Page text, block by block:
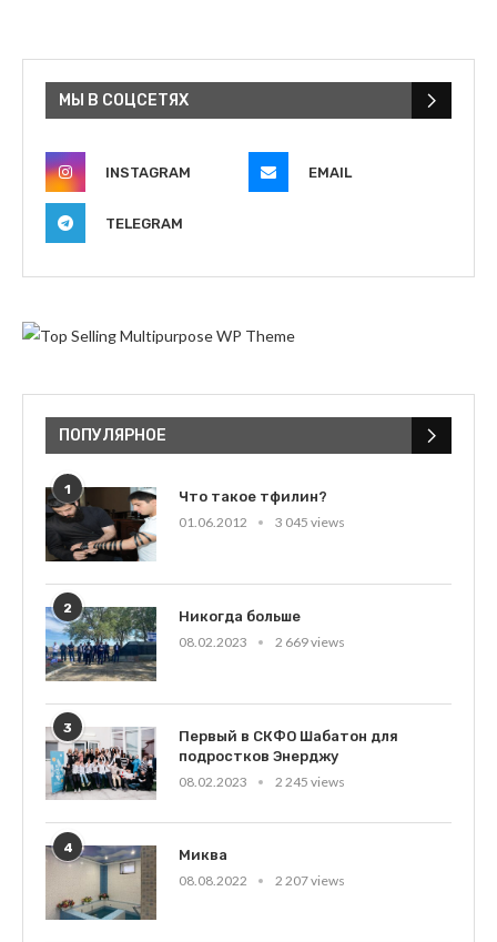
МЫ В СОЦСЕТЯХ
INSTAGRAM EMAIL
TELEGRAM
ПОПУЛЯРНОЕ
1
Что такое тфилин?
01.06.2012
3 045 views
2
Никогда больше
08.02.2023
2 669 views
3
Первый в СКФО Шабатон для
подростков Энерджу
08.02.2023
2 245 views
4
Миква
08.08.2022
2 207 views